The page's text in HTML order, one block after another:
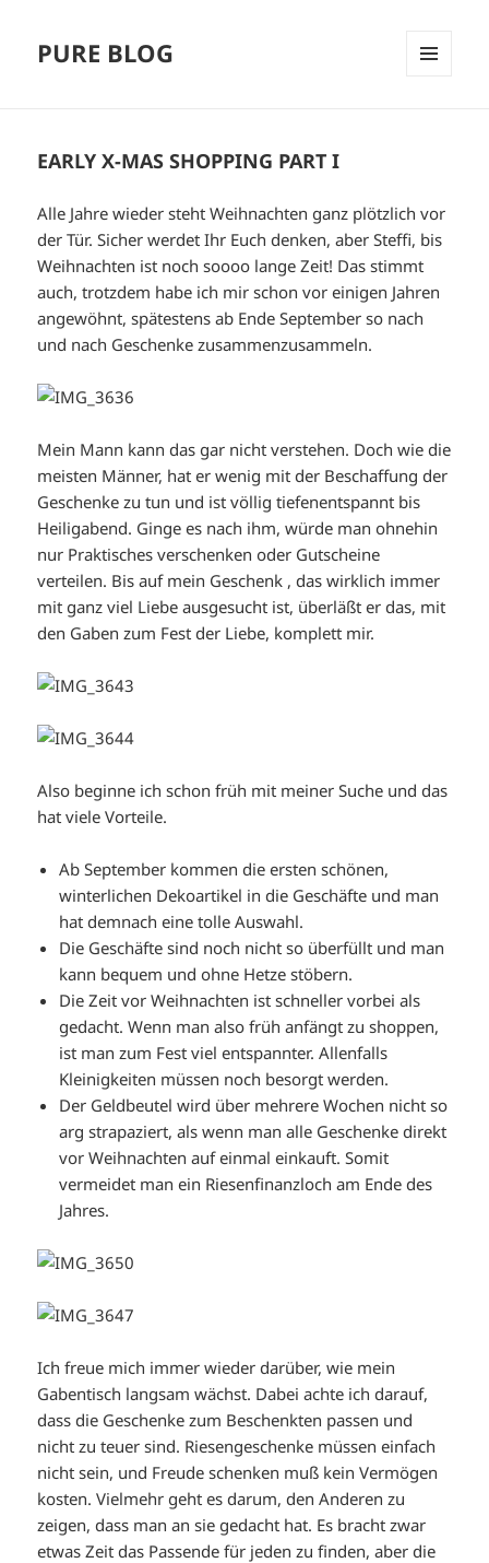
PURE BLOG
EARLY X-MAS SHOPPING PART I
Alle Jahre wieder steht Weihnachten ganz plötzlich vor
der Tür. Sicher werdet Ihr Euch denken, aber Steffi, bis
Weihnachten ist noch soooo lange Zeit! Das stimmt
auch, trotzdem habe ich mir schon vor einigen Jahren
angewöhnt, spätestens ab Ende September so nach
und nach Geschenke zusammenzusammeln.
Mein Mann kann das gar nicht verstehen. Doch wie die
meisten Männer, hat er wenig mit der Beschaffung der
Geschenke zu tun und ist völlig tiefenentspannt bis
Heiligabend. Ginge es nach ihm, würde man ohnehin
nur Praktisches verschenken oder Gutscheine
verteilen. Bis auf mein Geschenk , das wirklich immer
mit ganz viel Liebe ausgesucht ist, überläßt er das, mit
den Gaben zum Fest der Liebe, komplett mir.
Also beginne ich schon früh mit meiner Suche und das
hat viele Vorteile.
Ab September kommen die ersten schönen,
winterlichen Dekoartikel in die Geschäfte und man
hat demnach eine tolle Auswahl.
Die Geschäfte sind noch nicht so überfüllt und man
kann bequem und ohne Hetze stöbern.
Die Zeit vor Weihnachten ist schneller vorbei als
gedacht. Wenn man also früh anfängt zu shoppen,
ist man zum Fest viel entspannter. Allenfalls
Kleinigkeiten müssen noch besorgt werden.
Der Geldbeutel wird über mehrere Wochen nicht so
arg strapaziert, als wenn man alle Geschenke direkt
vor Weihnachten auf einmal einkauft. Somit
vermeidet man ein Riesenfinanzloch am Ende des
Jahres.
Ich freue mich immer wieder darüber, wie mein
Gabentisch langsam wächst. Dabei achte ich darauf,
dass die Geschenke zum Beschenkten passen und
nicht zu teuer sind. Riesengeschenke müssen einfach
nicht sein, und Freude schenken muß kein Vermögen
kosten. Vielmehr geht es darum, den Anderen zu
zeigen, dass man an sie gedacht hat. Es bracht zwar
etwas Zeit das Passende für jeden zu finden, aber die